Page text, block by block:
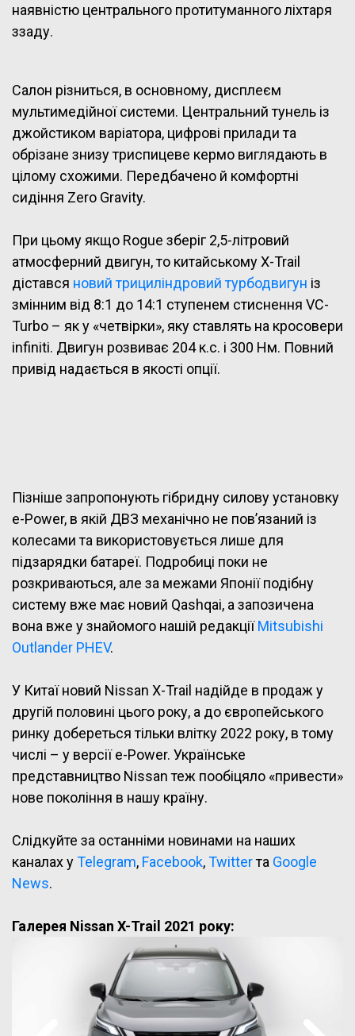
наявністю центрального протитуманного ліхтаря
ззаду.
Салон різниться, в основному, дисплеєм
мультимедійної системи. Центральний тунель із
джойстиком варіатора, цифрові прилади та
обрізане знизу триспицеве кермо виглядають в
цілому схожими. Передбачено й комфортні
сидіння Zero Gravity.
При цьому якщо Rogue зберіг 2,5-літровий
атмосферний двигун, то китайському X-Trail
дістався новий трициліндровий турбодвигун із
змінним від 8:1 до 14:1 ступенем стиснення VC-
Turbo – як у «четвірки», яку ставлять на кросовери
infiniti. Двигун розвиває 204 к.с. і 300 Нм. Повний
привід надається в якості опції.
Пізніше запропонують гібридну силову установку
e-Power, в якій ДВЗ механічно не пов’язаний із
колесами та використовується лише для
підзарядки батареї. Подробиці поки не
розкриваються, але за межами Японії подібну
систему вже має новий Qashqai, а запозичена
вона вже у знайомого нашій редакціїMitsubishi
Outlander PHEV.
У Китаї новий Nissan X-Trail надійде в продаж у
другій половині цього року, а до європейського
ринку добереться тільки влітку 2022 року, в тому
числі – у версії e-Power. Українське
представництво Nissan теж пообіцяло «привести»
нове покоління в нашу країну.
Слідкуйте за останніми новинами на наших
каналах уTelegram, Facebook,Twitterта Google
News.
Галерея Nissan X-Trail 2021 року: